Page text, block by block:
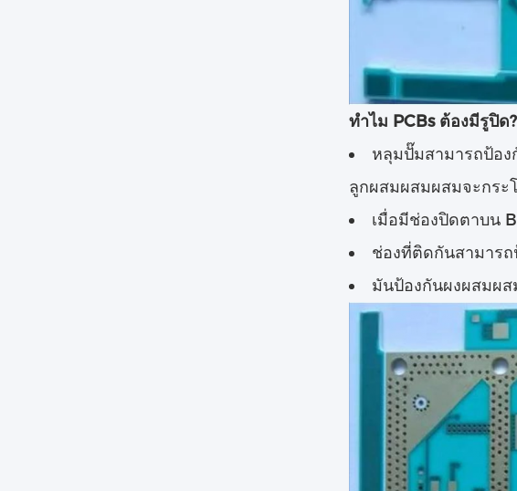
ทําไม PCBs ต้องมีรูปิด?
หลุมปั๊มสามารถป้อง
ลูกผสมผสมผสมจะกระ
เมื่อมีช่องปิดตาบน
ช่องที่ติดกันสามารถ
มันป้องกันผงผสมผส